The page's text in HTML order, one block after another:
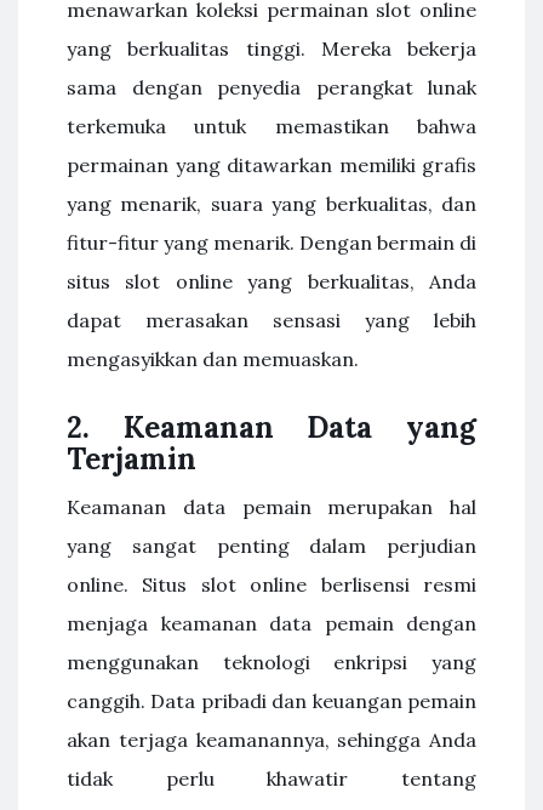
menawarkan koleksi permainan slot online
yang berkualitas tinggi. Mereka bekerja
sama dengan penyedia perangkat lunak
terkemuka untuk memastikan bahwa
permainan yang ditawarkan memiliki grafis
yang menarik, suara yang berkualitas, dan
fitur-fitur yang menarik. Dengan bermain di
situs slot online yang berkualitas, Anda
dapat merasakan sensasi yang lebih
mengasyikkan dan memuaskan.
2. Keamanan Data yang
Terjamin
Keamanan data pemain merupakan hal
yang sangat penting dalam perjudian
online. Situs slot online berlisensi resmi
menjaga keamanan data pemain dengan
menggunakan teknologi enkripsi yang
canggih. Data pribadi dan keuangan pemain
akan terjaga keamanannya, sehingga Anda
tidak perlu khawatir tentang